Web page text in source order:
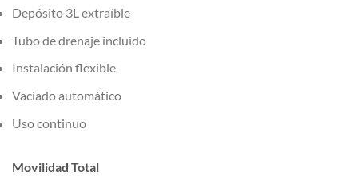
Depósito 3L extraíble
Tubo de drenaje incluido
Instalación flexible
Vaciado automático
Uso continuo
Movilidad Total